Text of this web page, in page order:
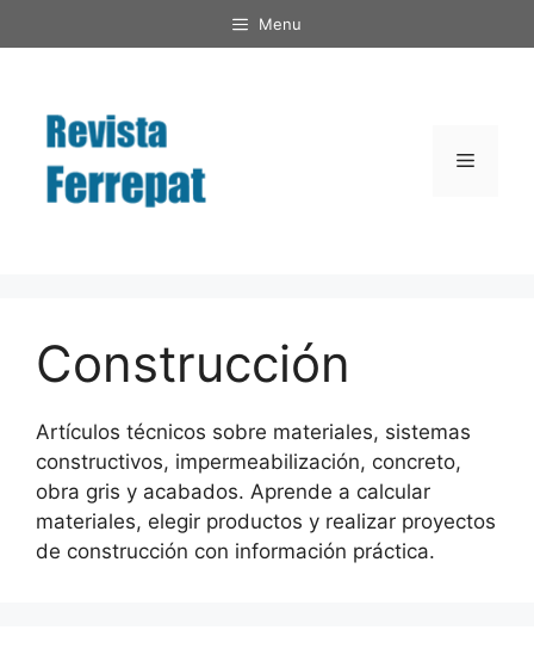
al
Menu
Menú
Construcción
Artículos técnicos sobre materiales, sistemas
constructivos, impermeabilización, concreto,
obra gris y acabados. Aprende a calcular
materiales, elegir productos y realizar proyectos
de construcción con información práctica.